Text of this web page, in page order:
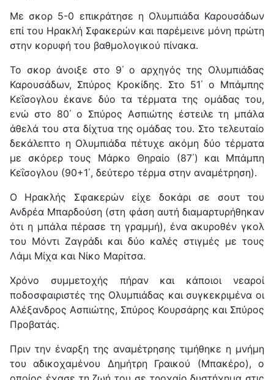
Με σκορ 5-0 επικράτησε η Ολυμπιάδα Καρουσάδων
επί του Ηρακλή Σφακερών και παρέμεινε μόνη πρώτη
στην κορυφή του βαθμολογικού πίνακα.
Το σκορ άνοιξε στο 9΄ ο αρχηγός της Ολυμπιάδας
Καρουσάδων, Σπύρος Κροκίδης. Στο 51΄ ο Μπάμπης
Κεΐσογλου έκανε δύο τα τέρματα της ομάδας του,
ενώ στο 80΄ ο Σπύρος Ασπιώτης έστειλε τη μπάλα
άθελά του στα δίχτυα της ομάδας του. Στο τελευταίο
δεκάλεπτο η Ολυμπιάδα πέτυχε ακόμη δύο τέρματα
με σκόρερ τους Μάρκο Θηραίο (87΄) και Μπάμπη
Κεΐσογλου (90+1΄, δεύτερο τέρμα στην αναμέτρηση).
Ο Ηρακλής Σφακερών είχε δοκάρι σε σουτ του
Ανδρέα Μπαρδούση (στη φάση αυτή διαμαρτυρήθηκαν
ότι η μπάλα πέρασε τη γραμμή), ένα ακυροθέν γκολ
του Μόντι Ζαγράδι και δύο καλές στιγμές με τους
Λάμι Μίχα και Νίκο Μαρίτσα.
Χρόνο συμμετοχής πήραν και κάποιοι νεαροί
ποδοσφαιριστές της Ολυμπιάδας και συγκεκριμένα οι
Αλέξανδρος Ασπιώτης, Σπύρος Κουρσάρης και Σπύρος
Προβατάς.
Πριν την έναρξη της αναμέτρησης τιμήθηκε η μνήμη
του αδικοχαμένου Δημήτρη Γραικού (Μπακέρο), ο